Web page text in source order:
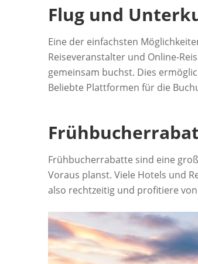
Flug und
Eine der einfachsten
Reiseveranstalter und Online-
gemeinsam buchst. Dies
Beliebte Plattformen für die
Frühbucherrabatte sind eine
Voraus planst. Viele Hotels und
also rechtzeitig und profitiere